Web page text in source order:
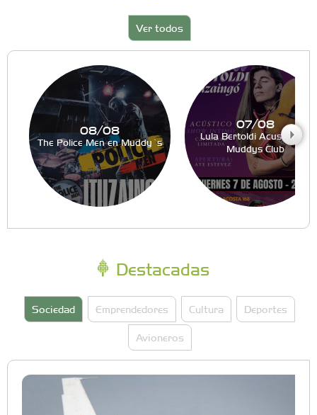
Ver todos
08/08
The Police Men en Muddy´s
07/08
Lula Bertoldi Acustico en
Muddys Club
Destacadas
Sociedad Emprendedores Cultura Deportes
Avioneros